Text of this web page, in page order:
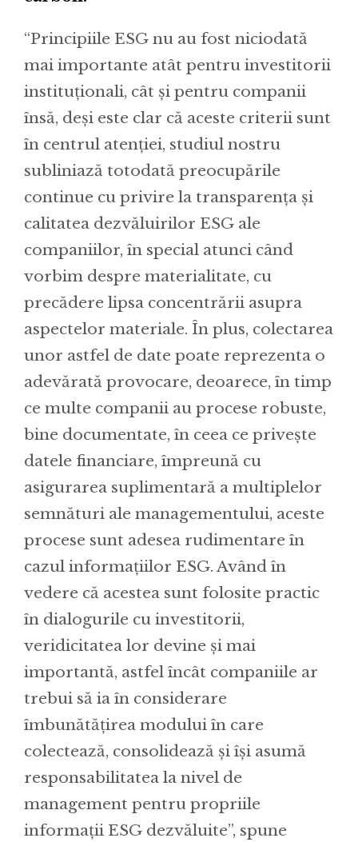
“Principiile ESG nu au fost niciodată
mai importante atât pentru investitorii
instituționali, cât și pentru companii
însă, deși este clar că aceste criterii sunt
în centrul atenției, studiul nostru
subliniază totodată preocupările
continue cu privire la transparența și
calitatea dezvăluirilor ESG ale
companiilor, în special atunci când
vorbim despre materialitate, cu
precădere lipsa concentrării asupra
aspectelor materiale. În plus, colectarea
unor astfel de date poate reprezenta o
adevărată provocare, deoarece, în timp
ce multe companii au procese robuste,
bine documentate, în ceea ce privește
datele financiare, împreună cu
asigurarea suplimentară a multiplelor
semnături ale managementului, aceste
procese sunt adesea rudimentare în
cazul informațiilor ESG. Având în
vedere că acestea sunt folosite practic
în dialogurile cu investitorii,
veridicitatea lor devine și mai
importantă, astfel încât companiile ar
trebui să ia în considerare
îmbunătățirea modului în care
colectează, consolidează și își asumă
responsabilitatea la nivel de
management pentru propriile
informații ESG dezvăluite”, spune